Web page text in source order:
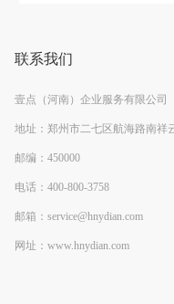
联系我们
壹点（河南）企业服务有限公司
地址：郑州市二七区航海路南祥
邮编：450000
电话：400-800-3758
邮箱：service@hnydian.com
网址：www.hnydian.com